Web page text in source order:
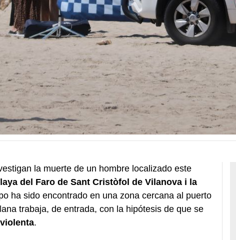
la muerte de un hombre localizado este
del Faro de Sant Cristòfol de Vilanova i la
ha sido encontrado en una zona cercana al puerto
trabaja, de entrada, con la hipótesis de que se
.